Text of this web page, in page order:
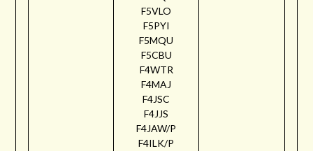
F5VLO
F5PYI
F5MQU
F5CBU
F4WTR
F4MAJ
F4JSC
F4JJS
F4JAW/P
F4ILK/P